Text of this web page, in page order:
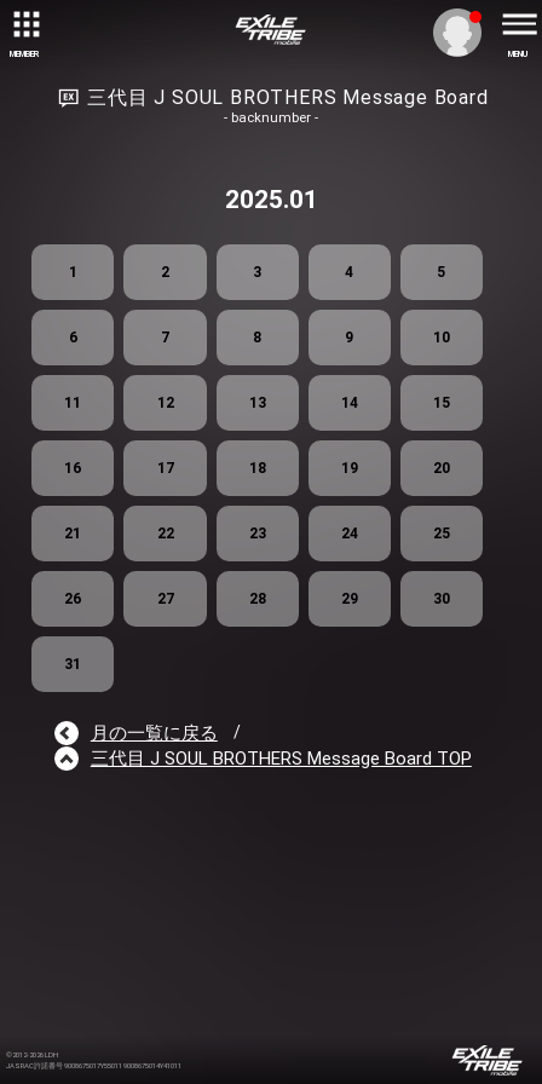
MEMBER MENU
三代目 J SOUL BROTHERS Message Board
- backnumber -
2025.01
1 2 3 4 5
6 7 8 9 10
11 12 13 14 15
16 17 18 19 20
21 22 23 24 25
26 27 28 29 30
31
月の一覧に戻る /
三代目 J SOUL BROTHERS Message Board TOP
©2012-2026 LDH
JASRAC許諾番号 9008675017Y55011 9008675014Y41011